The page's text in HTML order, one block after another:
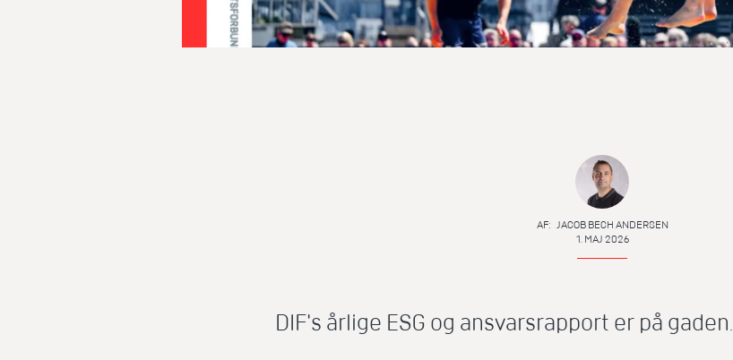
AF: JACOB BECH ANDERSEN
1. MAJ 2026
DIF's årlige ESG og ansvarsrapport er på gaden.